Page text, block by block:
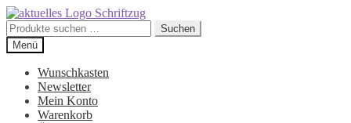
Suchen
nach:
Suchen
Zur
Navigation
springen
Zum
Inhalt
springen
Menü
Wunschkasten
Newsletter
Mein Konto
Warenkorb